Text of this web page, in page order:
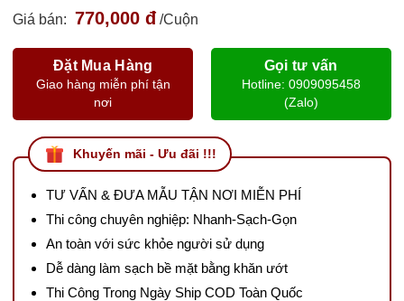
Giá bán:
770,000 đ /Cuộn
Đặt Mua Hàng
Giao hàng miễn phí tận
nơi
Gọi tư vấn
Hotline: 0909095458
(Zalo)
Khuyến mãi - Ưu đãi !!!
TƯ VẤN & ĐƯA MẪU TẬN NƠI MIỄN PHÍ
Thi công chuyên nghiệp: Nhanh-Sạch-Gọn
An toàn với sức khỏe người sử dụng
Dễ dàng làm sạch bề mặt bằng khăn ướt
Thi Công Trong Ngày Ship COD Toàn Quốc